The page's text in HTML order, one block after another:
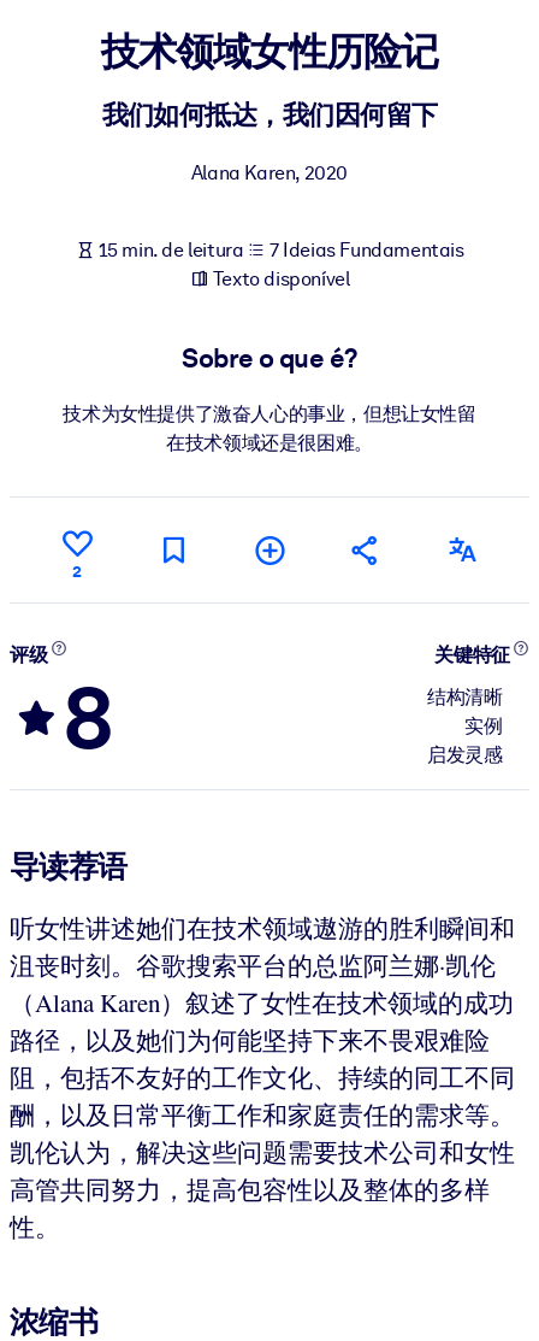
Para LMS/LXP
resultados de aprendizagem mais sólidos.
Enriqueça sua biblioteca corporativa com conhecimento de
negócios confiável e pronto para uso.
Alimente seus sistemas de IA com conhecimento confiável e
estruturado para melhorar os resultados.
技术领域女性历险记
我们如何抵达，我们因何留下
Alana Karen, 2020
15 min. de leitura
7 Ideias Fundamentais
Texto disponível
Sobre o que é?
技术为女性提供了激奋人心的事业，但想让女性留
在技术领域还是很困难。
2
评级
8
关键特征
结构清晰
实例
启发灵感
导读荐语
听女性讲述她们在技术领域遨游的胜利瞬间和
沮丧时刻。谷歌搜索平台的总监阿兰娜·凯伦
（Alana Karen）叙述了女性在技术领域的成功
路径，以及她们为何能坚持下来不畏艰难险
阻，包括不友好的工作文化、持续的同工不同
酬，以及日常平衡工作和家庭责任的需求等。
凯伦认为，解决这些问题需要技术公司和女性
高管共同努力，提高包容性以及整体的多样
性。
浓缩书